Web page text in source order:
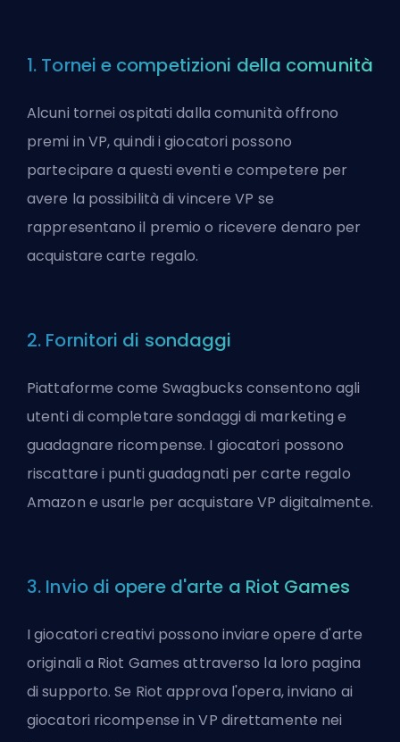
1. Tornei e competizioni della comunità
Alcuni tornei ospitati dalla comunità offrono
premi in VP, quindi i giocatori possono
partecipare a questi eventi e competere per
avere la possibilità di vincere VP se
rappresentano il premio o ricevere denaro per
acquistare carte regalo.
2. Fornitori di sondaggi
Piattaforme come Swagbucks consentono agli
utenti di completare sondaggi di marketing e
guadagnare ricompense. I giocatori possono
riscattare i punti guadagnati per carte regalo
Amazon e usarle per acquistare VP digitalmente.
3. Invio di opere d'arte a Riot Games
I giocatori creativi possono inviare opere d'arte
originali a Riot Games attraverso la loro pagina
di supporto. Se Riot approva l'opera, inviano ai
giocatori ricompense in VP direttamente nei